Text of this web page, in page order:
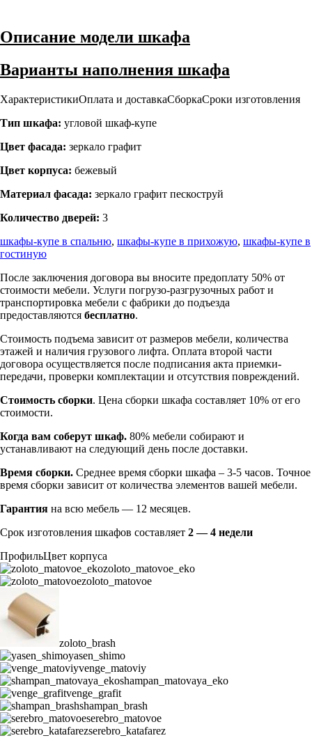
Описание модели шкафа
Варианты наполнения шкафа
ХарактеристикиОплата и доставкаСборкаСроки изготовления
Тип шкафа: угловой шкаф-купе
Цвет фасада: зеркало графит
Цвет корпуса: бежевый
Материал фасада: зеркало графит пескоструй
Количество дверей: 3
шкафы-купе в спальню, шкафы-купе в прихожую, шкафы-купе в
гостиную
После заключения договора вы вносите предоплату 50% от
стоимости мебели. Услуги погрузо-разгрузочных работ и
транспортировка мебели с фабрики до подъезда
предоставляются бесплатно.
Стоимость подъема зависит от размеров мебели, количества
этажей и наличия грузового лифта. Оплата второй части
договора осуществляется после подписания акта приемки-
передачи, проверки комплектации и отсутствия повреждений.
Стоимость сборки. Цена сборки шкафа составляет 10% от его
стоимости.
Когда вам соберут шкаф. 80% мебели собирают и
устанавливают на следующий день после доставки.
Время сборки. Среднее время сборки шкафа – 3-5 часов. Точное
время сборки зависит от количества элементов вашей мебели.
Гарантия на всю мебель — 12 месяцев.
Срок изготовления шкафов составляет 2 — 4 недели
ПрофильЦвет корпуса
zoloto_matovoe_eko
zoloto_matovoe
zoloto_brash
yasen_shimo
venge_matoviy
shampan_matovaya_eko
venge_grafit
shampan_brash
serebro_matovoe
serebro_katafarez